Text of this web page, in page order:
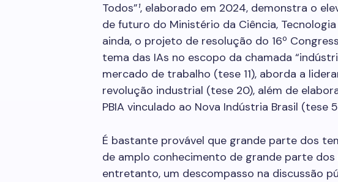
Todos”¹, elaborado em 2024, demonstra o
de futuro do Ministério da Ciência,
ainda, o projeto de resolução do 16º
tema das IAs no escopo da chamada
mercado de trabalho (tese 11), aborda a
revolução industrial (tese 20), além de
PBIA vinculado ao Nova Indústria Brasil (tese
É bastante provável que grande parte dos
de amplo conhecimento de grande parte
entretanto, um descompasso na discussão